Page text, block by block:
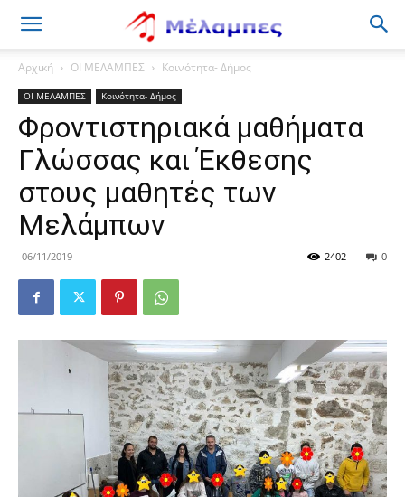
Μέλαμπες
Αρχική ΟΙ ΜΕΛΑΜΠΕΣ Κοινότητα- Δήμος
ΟΙ ΜΕΛΑΜΠΕΣ Κοινότητα- Δήμος
Φροντιστηριακά μαθήματα
Γλώσσας και Έκθεσης
στους μαθητές των
Μελάμπων
06/11/2019 0
2402